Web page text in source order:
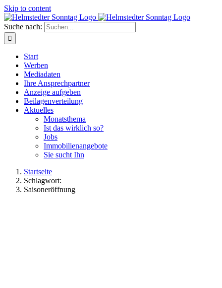
Skip to content
Suche nach:
Start
Werben
Mediadaten
Ihre Ansprechpartner
Anzeige aufgeben
Beilagenverteilung
Aktuelles
Monatsthema
Ist das wirklich so?
Jobs
Immobilienangebote
Sie sucht Ihn
Startseite
Schlagwort:
Saisoneröffnung